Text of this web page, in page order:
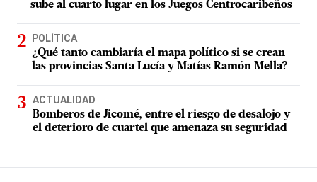
sube al cuarto lugar en los Juegos Centrocaribeños
POLÍTICA
¿Qué tanto cambiaría el mapa político si se crean
las provincias Santa Lucía y Matías Ramón Mella?
ACTUALIDAD
Bomberos de Jicomé, entre el riesgo de desalojo y
el deterioro de cuartel que amenaza su seguridad